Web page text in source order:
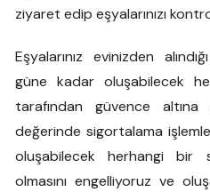
ziyaret edip eşyalarınızı
Eşyalarınız evinizden
güne kadar oluşabilecek
tarafından güvence altına
değerinde sigortalama
oluşabilecek herhangi bir
olmasını engelliyoruz ve